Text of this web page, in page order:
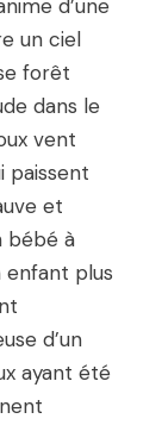
d’une
un ciel
forêt
dans le
vent
paissent
et
bébé à
enfant plus
d’un
ayant été